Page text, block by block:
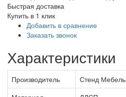
Быстрая доставка
Купить в 1 клик
Добавить в сравнение
Заказать звонок
Характеристики
Производитель
Стенд Мебель